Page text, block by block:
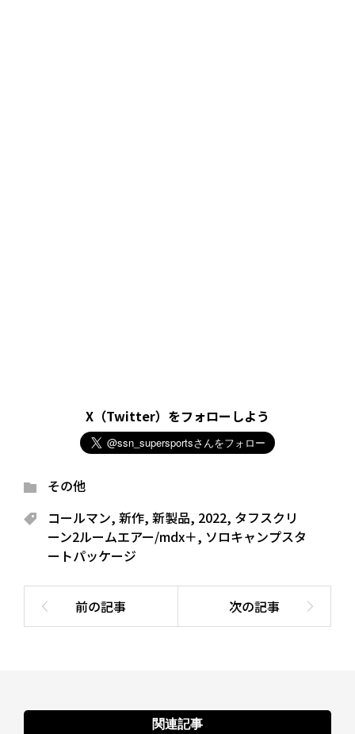
X（Twitter）をフォローしよう
その他
コールマン, 新作, 新製品, 2022, タフスクリ
ーン2ルームエアー/mdx＋, ソロキャンプスタ
ートパッケージ
関連記事